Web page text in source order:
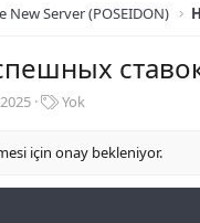
New Server (POSEIDON)
E
k
Yok
için onay bekleniyor.